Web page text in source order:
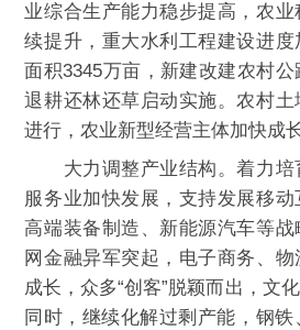
业综合生产能力稳步提高，农
续提升，重大水利工程建设进
面积3345万亩，新建改建农村
退耕还林还草启动实施。农村
进行，农业新型经营主体加快成长
大力调整产业结构。着力培
服务业加快发展，支持发展移动
高端装备制造、新能源汽车等
网金融异军突起，电子商务、
成长，众多“创客”脱颖而出，文
同时，继续化解过剩产能，钢